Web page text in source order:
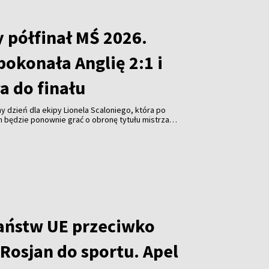
MŚ 2026.
Anglię 2:1 i
do finału
dzień dla ekipy Lionela Scaloniego, która po
będzie ponownie grać o obronę tytułu mistrza
Zagra w nim w niedzielę z Hiszpanią. Dzień
się w meczu o trzecie miejsce.
UE przeciwko
do sportu. Apel